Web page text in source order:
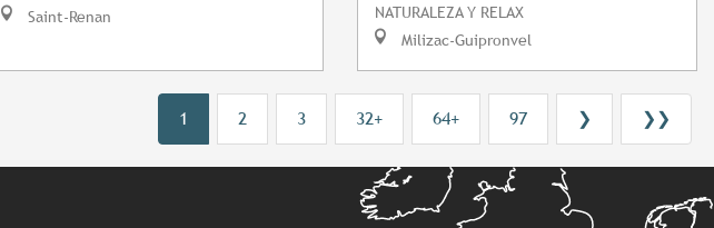
Saint-Renan
NATURALEZA Y RELAX
Milizac-Guipronvel
1 2 3 32+ 64+ 97 ❯ ❯❯